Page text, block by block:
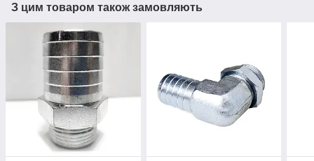
З цим товаром також замовляють